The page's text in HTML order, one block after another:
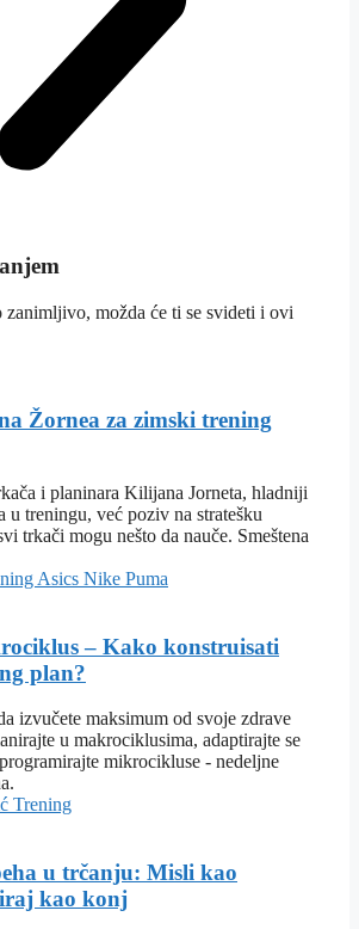
možda će ti se svideti i ovi
Žornea za zimski trening
i planinara Kilijana Jorneta, hladniji
u treningu, već poziv na stratešku
trkači mogu nešto da nauče. Smeštena
Asics Nike Puma
– Kako konstruisati
plan?
izvučete maksimum od svoje zdrave
u makrociklusima, adaptirajte se
mikrocikluse - nedeljne
Trening
u trčanju: Misli kao
kao konj